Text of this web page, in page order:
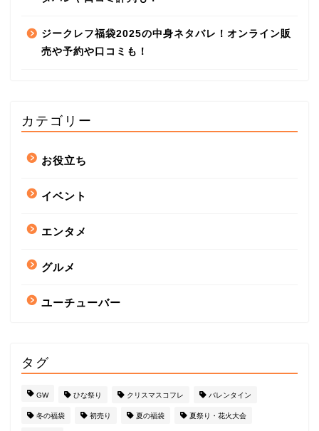
ジークレフ福袋2025の中身ネタバレ！オンライン販
売や予約や口コミも！
カテゴリー
お役立ち
イベント
エンタメ
グルメ
ユーチューバー
タグ
GW ひな祭り クリスマスコフレ バレンタイン
冬の福袋 初売り 夏の福袋 夏祭り・花火大会